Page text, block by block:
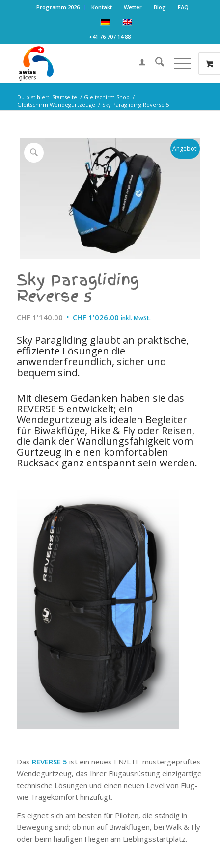
Programm 2026 Kontakt Wetter Blog FAQ
+41 76 707 14 88
Du bist hier: Startseite / Gleitschirm Shop /
Gleitschirm Wendegurtzeuge / Sky Paragliding Reverse 5
Angebot!
Sky Paragliding
Reverse 5
CHF1'140.00 Ursprünglicher
war:
CHF 1'140.00
CHF 1'026.00Aktueller
ist:
CHF 1'026.00.
inkl. MwSt.
Sky Paragliding glaubt an praktische,
effiziente Lösungen die
anwenderfreundlich, sicher und
bequem sind.
Mit diesem Gedanken haben sie das
REVERSE 5 entwickelt; ein
Wendegurtzeug als idealen Begleiter
für Biwakflüge, Hike & Fly oder Reisen,
die dank der Wandlungsfähigkeit vom
Gurtzeug in einen komfortablen
Rucksack ganz entspannt sein werden.
Das REVERSE 5 ist ein neues EN/LTF-mustergeprüftes
Wendegurtzeug, das Ihrer Flugausrüstung einzigartige
technische Lösungen und einen neuen Level von Flug-
wie Tragekomfort hinzufügt.
Es eignet sich am besten für Piloten, die ständig in
Bewegung sind; ob nun auf Biwakflügen, bei Walk & Fly
oder beim häufigen Fliegen am Lieblingsstartplatz.